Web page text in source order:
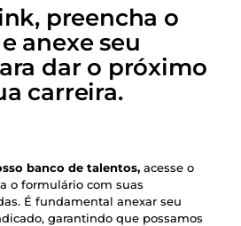
preencha o
anexe seu
dar o próximo
carreira.
banco de talentos, acesse o
o formulário com suas
É fundamental anexar seu
garantindo que possamos